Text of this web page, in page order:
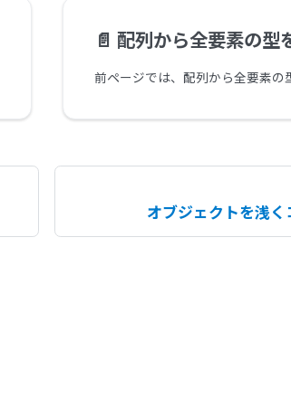
📄️ 配列から全要素の型を
オブジェクトを浅く